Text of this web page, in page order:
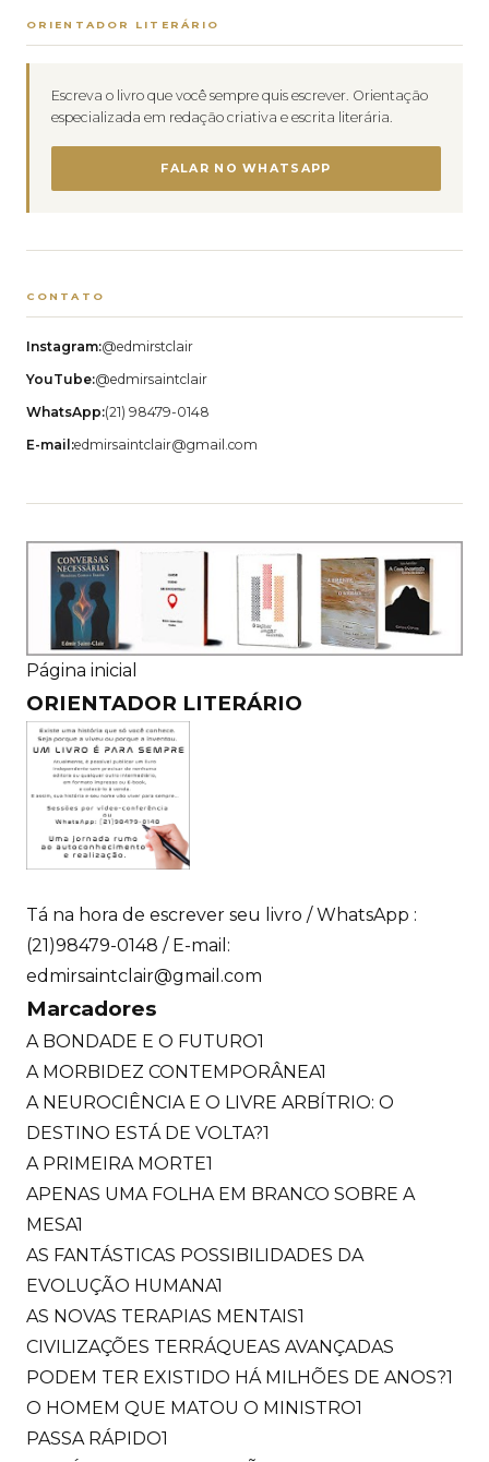
ORIENTADOR LITERÁRIO
Escreva o livro que você sempre quis escrever. Orientação
especializada em redação criativa e escrita literária.
FALAR NO WHATSAPP
CONTATO
Instagram:@edmirstclair
YouTube:@edmirsaintclair
WhatsApp:(21) 98479-0148
E-mail:edmirsaintclair@gmail.com
Página inicial
ORIENTADOR LITERÁRIO
Tá na hora de escrever seu livro / WhatsApp :
(21)98479-0148 / E-mail:
edmirsaintclair@gmail.com
Marcadores
A BONDADE E O FUTURO1
A MORBIDEZ CONTEMPORÂNEA1
A NEUROCIÊNCIA E O LIVRE ARBÍTRIO: O
DESTINO ESTÁ DE VOLTA?1
A PRIMEIRA MORTE1
APENAS UMA FOLHA EM BRANCO SOBRE A
MESA1
AS FANTÁSTICAS POSSIBILIDADES DA
EVOLUÇÃO HUMANA1
AS NOVAS TERAPIAS MENTAIS1
CIVILIZAÇÕES TERRÁQUEAS AVANÇADAS
PODEM TER EXISTIDO HÁ MILHÕES DE ANOS?1
O HOMEM QUE MATOU O MINISTRO1
PASSA RÁPIDO1